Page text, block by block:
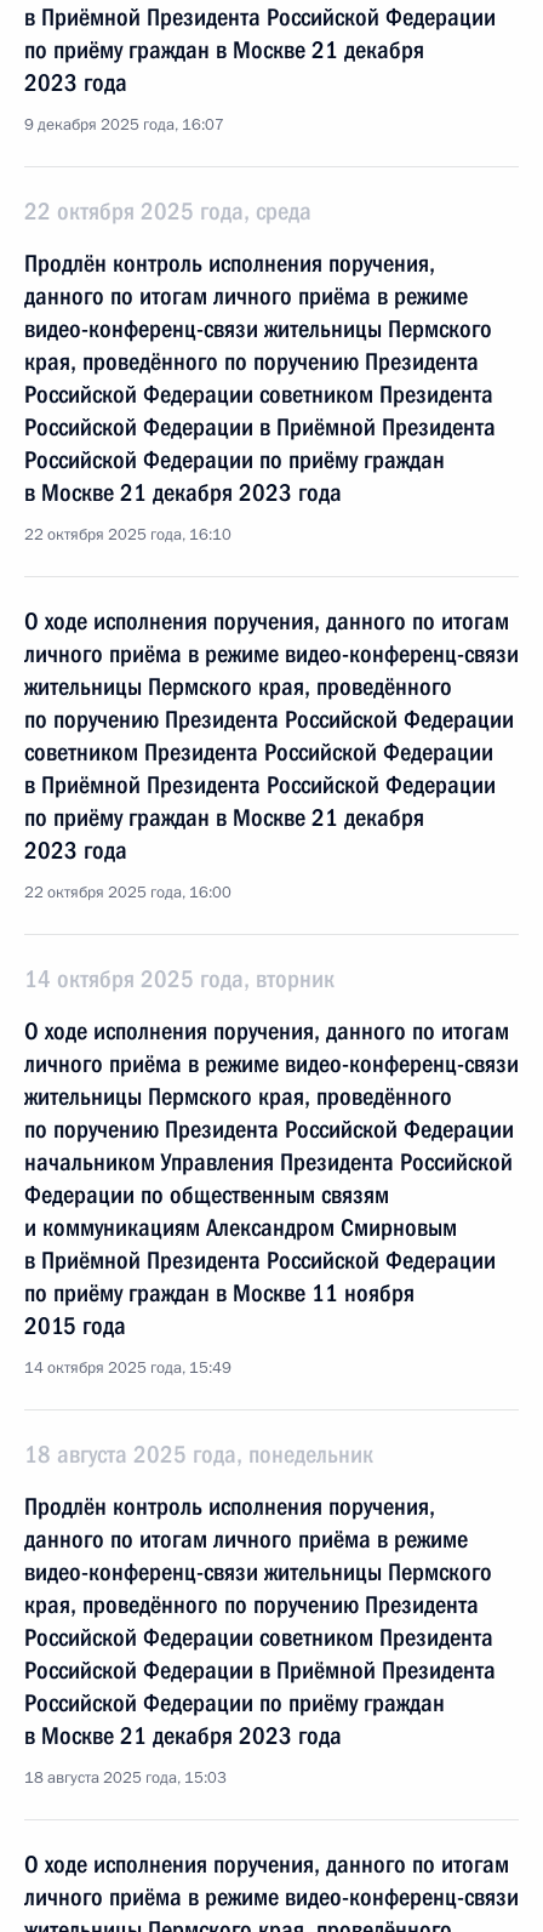
в Приёмной Президента Российской Федерации
по приёму граждан в Москве 21 декабря
2023 года
9 декабря 2025 года, 16:07
22 октября 2025 года, среда
Продлён контроль исполнения поручения,
данного по итогам личного приёма в режиме
видео-конференц-связи жительницы Пермского
края, проведённого по поручению Президента
Российской Федерации советником Президента
Российской Федерации в Приёмной Президента
Российской Федерации по приёму граждан
в Москве 21 декабря 2023 года
22 октября 2025 года, 16:10
О ходе исполнения поручения, данного по итогам
личного приёма в режиме видео-конференц-связи
жительницы Пермского края, проведённого
по поручению Президента Российской Федерации
советником Президента Российской Федерации
в Приёмной Президента Российской Федерации
по приёму граждан в Москве 21 декабря
2023 года
22 октября 2025 года, 16:00
14 октября 2025 года, вторник
О ходе исполнения поручения, данного по итогам
личного приёма в режиме видео-конференц-связи
жительницы Пермского края, проведённого
по поручению Президента Российской Федерации
начальником Управления Президента Российской
Федерации по общественным связям
и коммуникациям Александром Смирновым
в Приёмной Президента Российской Федерации
по приёму граждан в Москве 11 ноября
2015 года
14 октября 2025 года, 15:49
18 августа 2025 года, понедельник
Продлён контроль исполнения поручения,
данного по итогам личного приёма в режиме
видео-конференц-связи жительницы Пермского
края, проведённого по поручению Президента
Российской Федерации советником Президента
Российской Федерации в Приёмной Президента
Российской Федерации по приёму граждан
в Москве 21 декабря 2023 года
18 августа 2025 года, 15:03
О ходе исполнения поручения, данного по итогам
личного приёма в режиме видео-конференц-связи